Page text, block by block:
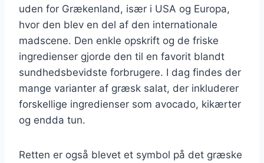
uden for Grækenland, især i USA og Europa,
hvor den blev en del af den internationale
madscene. Den enkle opskrift og de friske
ingredienser gjorde den til en favorit blandt
sundhedsbevidste forbrugere. I dag findes der
mange varianter af græsk salat, der inkluderer
forskellige ingredienser som avocado, kikærter
og endda tun.
Retten er også blevet et symbol på det græske